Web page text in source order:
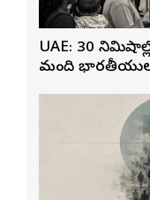
UAE: 30
మంది